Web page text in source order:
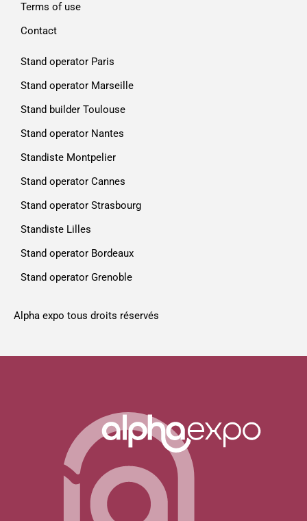
Terms of use
Contact
Stand operator Paris
Stand operator Marseille
Stand builder Toulouse
Stand operator Nantes
Standiste Montpelier
Stand operator Cannes
Stand operator Strasbourg
Standiste Lilles
Stand operator Bordeaux
Stand operator Grenoble
Alpha expo tous droits réservés